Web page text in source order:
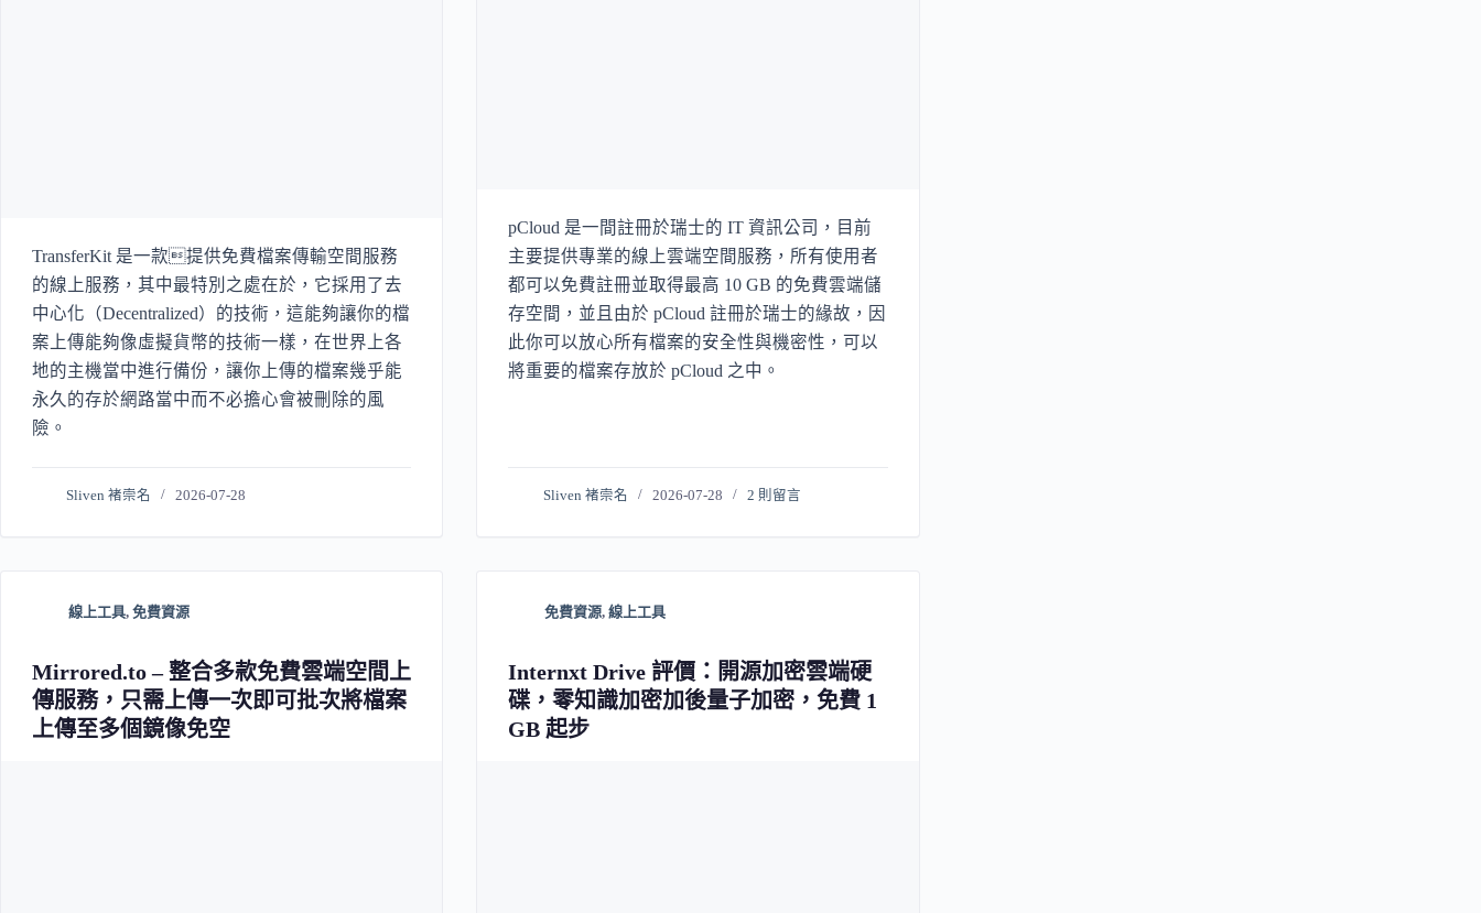
TransferKit 是一款提供免費檔案傳輸空間服務
的線上服務，其中最特別之處在於，它採用了去
中心化（Decentralized）的技術，這能夠讓你的檔
案上傳能夠像虛擬貨幣的技術一樣，在世界上各
地的主機當中進行備份，讓你上傳的檔案幾乎能
永久的存於網路當中而不必擔心會被刪除的風
險。
Sliven 褚崇名 2026-07-28
pCloud 是一間註冊於瑞士的 IT 資訊公司，目前
主要提供專業的線上雲端空間服務，所有使用者
都可以免費註冊並取得最高 10 GB 的免費雲端儲
存空間，並且由於 pCloud 註冊於瑞士的緣故，因
此你可以放心所有檔案的安全性與機密性，可以
將重要的檔案存放於 pCloud 之中。
Sliven 褚崇名 2026-07-28 2 則留言
線上工具, 免費資源
Mirrored.to – 整合多款免費雲端空間上
傳服務，只需上傳一次即可批次將檔案
上傳至多個鏡像免空
免費資源, 線上工具
Internxt Drive 評價：開源加密雲端硬
碟，零知識加密加後量子加密，免費 1
GB 起步